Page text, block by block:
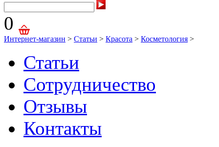
0
Интернет-магазин > Статьи > Красота > Косметология >
Статьи
Сотрудничество
Отзывы
Контакты